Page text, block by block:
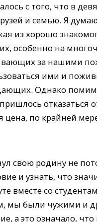
с того, что в
и семью. Я
из хорошо
особенно на
за нашими
ими и
Однако
отказаться
цена, по крайней
свою родину не
и узнать, что
вместе со
мы были чужими и
а это означало,